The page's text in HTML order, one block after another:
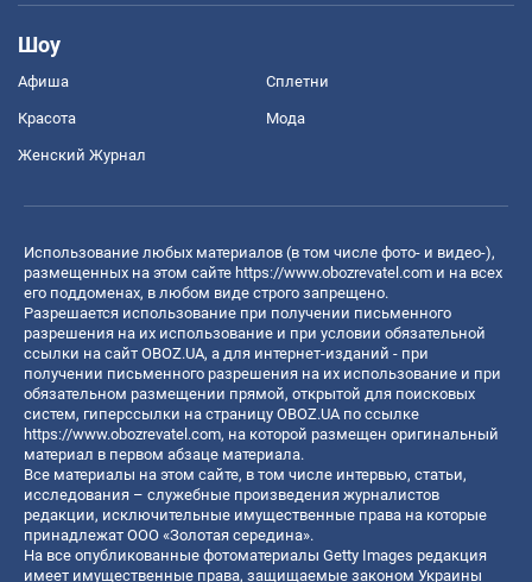
Шоу
Афиша Сплетни
Красота Мода
Женский Журнал
Использование любых материалов (в том числе фото- и видео-),
размещенных на этом сайте https://www.obozrevatel.com и на всех
его поддоменах, в любом виде строго запрещено.
Разрешается использование при получении письменного
разрешения на их использование и при условии обязательной
ссылки на сайт OBOZ.UA, а для интернет-изданий - при
получении письменного разрешения на их использование и при
обязательном размещении прямой, открытой для поисковых
систем, гиперссылки на страницу OBOZ.UA по ссылке
https://www.obozrevatel.com, на которой размещен оригинальный
материал в первом абзаце материала.
Все материалы на этом сайте, в том числе интервью, статьи,
исследования – служебные произведения журналистов
редакции, исключительные имущественные права на которые
принадлежат ООО «Золотая середина».
На все опубликованные фотоматериалы Getty Images редакция
имеет имущественные права, защищаемые законом Украины